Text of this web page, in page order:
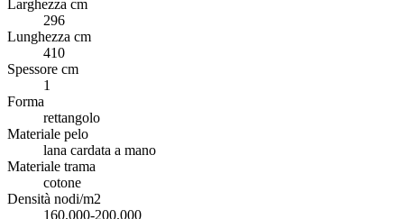
Larghezza cm
296
Lunghezza cm
410
Spessore cm
1
Forma
rettangolo
Materiale pelo
lana cardata a mano
Materiale trama
cotone
Densità nodi/m2
160.000-200.000